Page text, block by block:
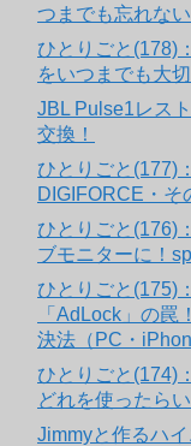
つまでも忘れな
ひとりごと(178)
をいつまでも大
JBL Pulse1レス
交換！
ひとりごと(177)
DIGIFORCE・そ
ひとりごと(176)
ブモニターに！
ひとりごと(175)
「AdLock」の
決法（PC・
ひとりごと(174)
どれを使ったら
Jimmyと作るハ